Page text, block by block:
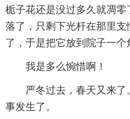
栀子花还是没过多久就凋
落了，只剩下光杆在那里
了，于是把它放到院子一个
我是多么惋惜啊！
严冬过去，春天又来
事发生了。